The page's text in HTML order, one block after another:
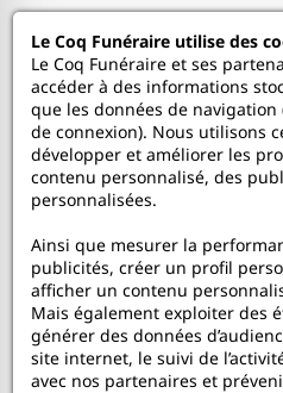
Le Coq Funéraire
Nos services
Mon Compte
Aide
A propos
Le Coq Funéraire utilise des
Le Coq Funéraire et ses
accéder à des informations
que les données de
de connexion). Nous utilisons
développer et améliorer les
contenu personnalisé, des
personnalisées.
Ainsi que mesurer la
publicités, créer un profil
afficher un contenu
Mais également exploiter des
générer des données
site internet, le suivi de
avec nos partenaires et